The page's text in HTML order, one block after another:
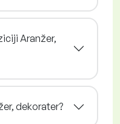
Aranžer,
dekorater?